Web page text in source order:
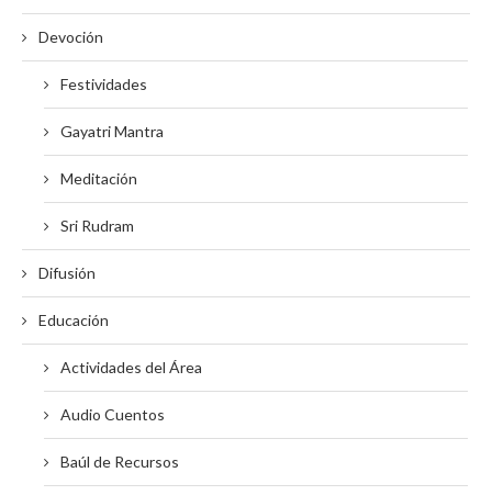
Devoción
Festividades
Gayatri Mantra
Meditación
Sri Rudram
Difusión
Educación
Actividades del Área
Audio Cuentos
Baúl de Recursos